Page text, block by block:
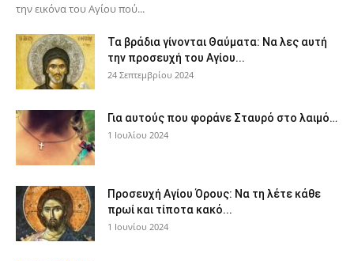
την εικόνα του Αγίου πού...
Τα βράδια γίνονται Θαύματα: Να λες αυτή
την προσευχή του Αγίου...
24 Σεπτεμβρίου 2024
Για αυτούς που φοράνε Σταυρό στο λαιμό…
1 Ιουλίου 2024
Προσευχή Αγίου Όρους: Να τη λέτε κάθε
πρωί και τίποτα κακό...
1 Ιουνίου 2024